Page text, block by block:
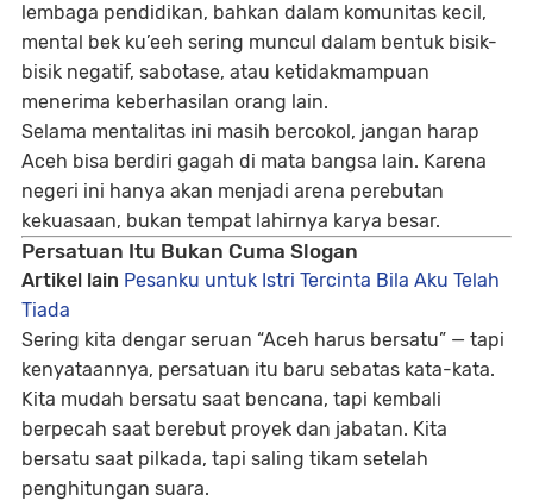
lembaga pendidikan, bahkan dalam komunitas kecil,
mental bek ku’eeh sering muncul dalam bentuk bisik-
bisik negatif, sabotase, atau ketidakmampuan
menerima keberhasilan orang lain.
Selama mentalitas ini masih bercokol, jangan harap
Aceh bisa berdiri gagah di mata bangsa lain. Karena
negeri ini hanya akan menjadi arena perebutan
kekuasaan, bukan tempat lahirnya karya besar.
Persatuan Itu Bukan Cuma Slogan
Artikel lain Pesanku untuk Istri Tercinta Bila Aku Telah
Tiada
Sering kita dengar seruan “Aceh harus bersatu” — tapi
kenyataannya, persatuan itu baru sebatas kata-kata.
Kita mudah bersatu saat bencana, tapi kembali
berpecah saat berebut proyek dan jabatan. Kita
bersatu saat pilkada, tapi saling tikam setelah
penghitungan suara.